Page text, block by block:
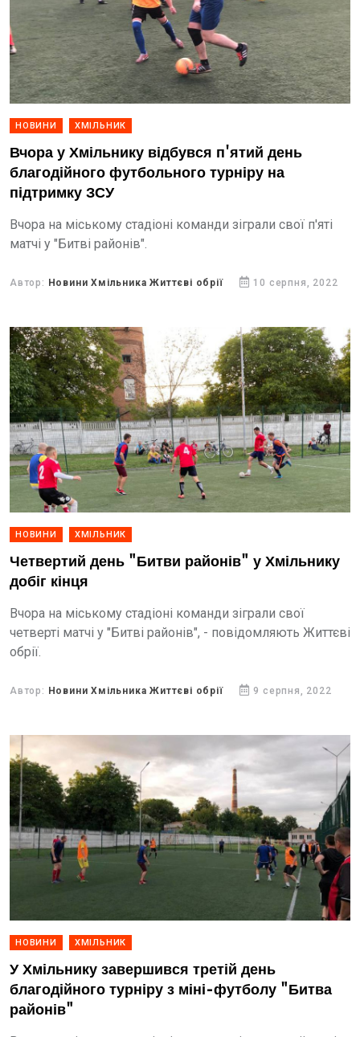
НОВИНИ ХМІЛЬНИК
Вчора у Хмільнику відбувся п'ятий день
благодійного футбольного турніру на
підтримку ЗСУ
Вчора на міському стадіоні команди зіграли свої п'яті
матчі у "Битві районів".
Автор: Новини Хмільника Життєві обрії 10 серпня, 2022
НОВИНИ ХМІЛЬНИК
Четвертий день "Битви районів" у Хмільнику
добіг кінця
Вчора на міському стадіоні команди зіграли свої
четверті матчі у "Битві районів", - повідомляють Життєві
обрії.
Автор: Новини Хмільника Життєві обрії 9 серпня, 2022
НОВИНИ ХМІЛЬНИК
У Хмільнику завершився третій день
благодійного турніру з міні-футболу "Битва
районів"